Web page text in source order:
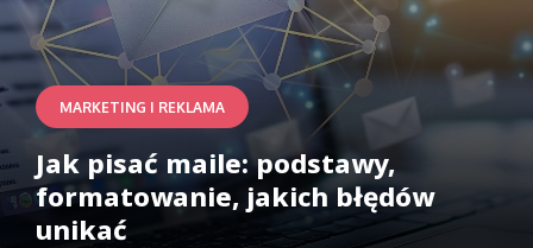
MARKETING I REKLAMA
Jak pisać maile: podstawy,
formatowanie, jakich błędów
unikać